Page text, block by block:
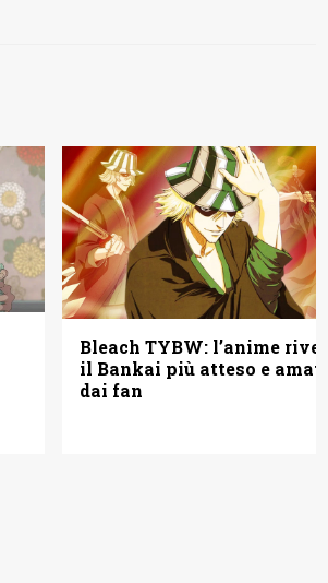
Bleach TYBW: l’anime rivela
il Bankai più atteso e amato
dai fan